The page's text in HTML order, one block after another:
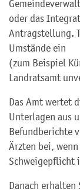
oder das
Antragstellung.
Umstände ein
(zum Beispiel
Landratsamt
Das Amt wertet
Unterlagen aus
Befundberichte
Ärzten bei,
Schweigepflicht
Danach erhalten